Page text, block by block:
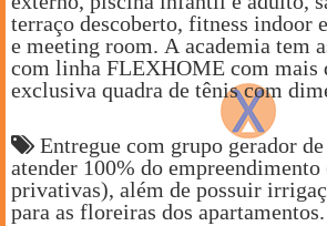
terraço descoberto, fitness indoor
e meeting room. A academia tem
com linha FLEXHOME com mais
exclusiva quadra de tênis com
Entregue com grupo gerador
atender 100% do empreendimento
privativas), além de possuir
para as floreiras dos apartamentos.